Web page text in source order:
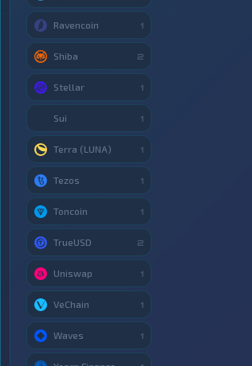
Ravencoin 1
Shiba 2
Stellar 1
Sui 1
Terra (LUNA) 1
Tezos 1
Toncoin 1
TrueUSD 2
Uniswap 1
VeChain 1
Waves 1